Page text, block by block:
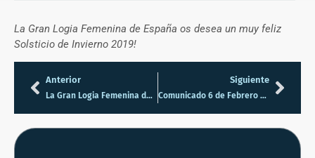
La Gran Logia Femenina de España os desea un muy feliz
Solsticio de Invierno 2019!
Anterior
La Gran Logia Femenina de España y la Alianza Masónica Europea
Siguiente
Comunicado 6 de Febrero de la GLFE